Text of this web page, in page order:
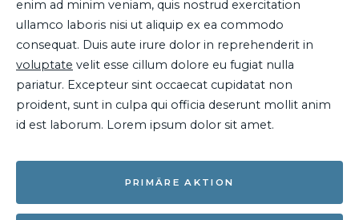
enim ad minim veniam, quis nostrud exercitation
ullamco laboris nisi ut aliquip ex ea commodo
consequat. Duis aute irure dolor in reprehenderit in
voluptate velit esse cillum dolore eu fugiat nulla
pariatur. Excepteur sint occaecat cupidatat non
proident, sunt in culpa qui officia deserunt mollit anim
id est laborum. Lorem ipsum dolor sit amet.
PRIMÄRE AKTION